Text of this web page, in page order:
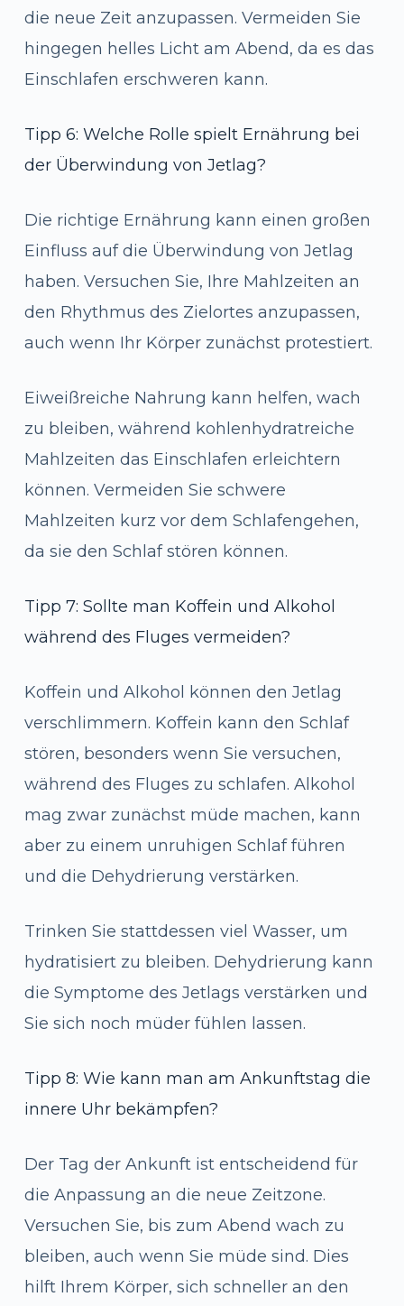
die neue Zeit anzupassen. Vermeiden Sie
hingegen helles Licht am Abend, da es das
Einschlafen erschweren kann.
Tipp 6: Welche Rolle spielt Ernährung bei
der Überwindung von Jetlag?
Die richtige Ernährung kann einen großen
Einfluss auf die Überwindung von Jetlag
haben. Versuchen Sie, Ihre Mahlzeiten an
den Rhythmus des Zielortes anzupassen,
auch wenn Ihr Körper zunächst protestiert.
Eiweißreiche Nahrung kann helfen, wach
zu bleiben, während kohlenhydratreiche
Mahlzeiten das Einschlafen erleichtern
können. Vermeiden Sie schwere
Mahlzeiten kurz vor dem Schlafengehen,
da sie den Schlaf stören können.
Tipp 7: Sollte man Koffein und Alkohol
während des Fluges vermeiden?
Koffein und Alkohol können den Jetlag
verschlimmern. Koffein kann den Schlaf
stören, besonders wenn Sie versuchen,
während des Fluges zu schlafen. Alkohol
mag zwar zunächst müde machen, kann
aber zu einem unruhigen Schlaf führen
und die Dehydrierung verstärken.
Trinken Sie stattdessen viel Wasser, um
hydratisiert zu bleiben. Dehydrierung kann
die Symptome des Jetlags verstärken und
Sie sich noch müder fühlen lassen.
Tipp 8: Wie kann man am Ankunftstag die
innere Uhr bekämpfen?
Der Tag der Ankunft ist entscheidend für
die Anpassung an die neue Zeitzone.
Versuchen Sie, bis zum Abend wach zu
bleiben, auch wenn Sie müde sind. Dies
hilft Ihrem Körper, sich schneller an den